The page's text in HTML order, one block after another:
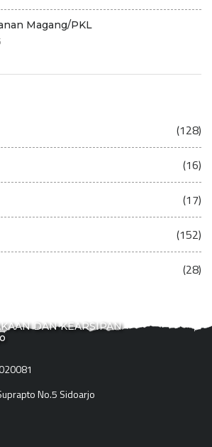
Magang/PKL
(128)
(16)
(17)
(152)
(28)
DAN KEARSIPAN
No.5 Sidoarjo